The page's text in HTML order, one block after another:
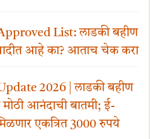
List: लाडकी बहीण
आहे का? आताच चेक करा
2026 | लाडकी बहीण
आनंदाची बातमी; ई-
एकत्रित 3000 रुपये